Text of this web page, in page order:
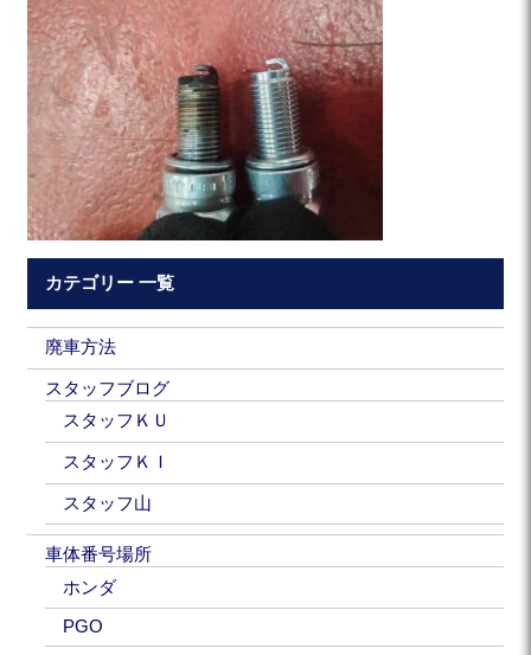
カテゴリー 一覧
廃車方法
スタッフブログ
スタッフＫＵ
スタッフＫＩ
スタッフ山
車体番号場所
ホンダ
PGO